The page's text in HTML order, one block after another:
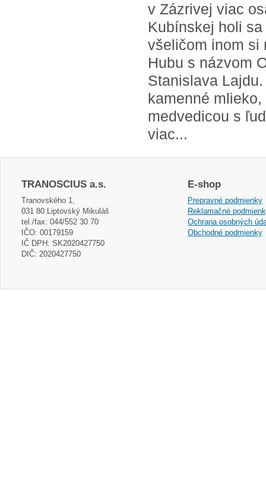
v Zázrivej viac
Kubínskej holi
všeličom inom si
Hubu s názvom
Stanislava
kamenné
medvedicou s
viac...
TRANOSCIUS a.s.
Tranovského 1,
031 80 Liptovský Mikuláš
tel./fax: 044/552 30 70
IČO: 00179159
IČ DPH: SK2020427750
DIČ: 2020427750
E-shop
Prepravné podmienky
Reklamačné
Ochrana osobných
Obchodné podmienky